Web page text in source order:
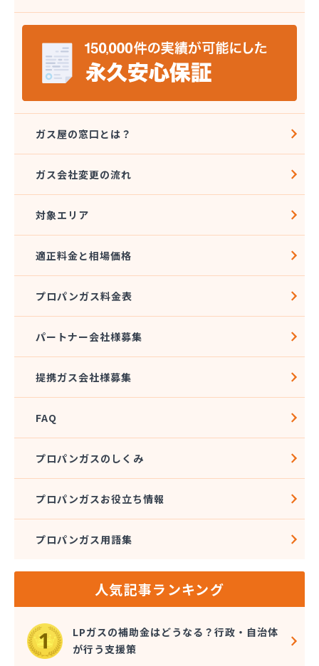
株式会社フジタガス住器 倉敷営業所/
株式会社フジモト/
株式会社ベンハウス/
株式会社ホームエネルギー山陽/
株式会社ホームエネルギー山陽 津山センター/
株式会社マルエイ 岡山支店/
株式会社ワカサ 本社・燃料部/
株式会社永燃 西部支店/
株式会社丸山一商会/
株式会社宮本円 倉敷営業所/
株式会社協和電化リビングセンター/
株式会社原田商店/
株式会社佐山住器/
株式会社細川石油店/
株式会社坂本 東塚第2精米工場/
株式会社三福プロパン/
株式会社守屋石油店/
株式会社酒津屋/
株式会社十全商会岡山工場/
株式会社松井石油店/
株式会社千田石油/
株式会社田中石油店/
株式会社灘崎瓦斯/
株式会社菱川燃料/
株式会社木村石油/
株式会社両備エネシス ガスカンパニー/
丸善農機株式会社/
岸本石油有限会社/
岸本石油有限会社 通生SS/
ガス屋の窓口とは？
ガス会社変更の流れ
対象エリア
適正料金と相場価格
プロパンガス料金表
パートナー会社様募集
提携ガス会社様募集
FAQ
プロパンガスのしくみ
プロパンガスお役立ち情報
プロパンガス用語集
人気記事ランキング
LPガスの補助金はどうなる？行政・自治体
が行う支援策